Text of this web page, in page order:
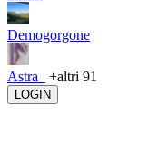
Demogorgone
Astra_ +altri 91
LOGIN